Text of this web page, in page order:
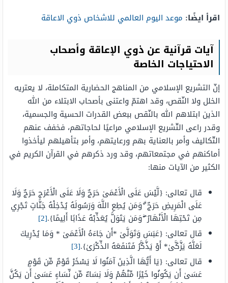
اقرأ ايضًا: موعد اليوم العالمي للاشخاص ذوي الاعاقة
آيات قرآنية عن ذوي الإعاقة وأصحاب
الاحتياجات الخاصة
إنّ التشريع الإسلامي من المناهج الحضارية المتكاملة، لا يعتريه
الخلل ولا النّقص، وقد اهتمّ واعتنى بأصحاب الابتلاء من الله
الذين ابتلاهم الله بالنّقص ببعض القدرات الحسية والجسمية،
وقدر راعى التّشريع الإسلامي مراعيًا لحاجاتهم، فخفف عنهم
التّكاليف وأمر بالعناية بهم ورعايتهم، وأمر بتأهيلهم ليأخذوا
أماكنهم في مجتمعاتهم، وقد ورد ذكرهم في القرآن الكريم في
الكثير من الآيات منها:
قال تعالى: {لَّيْسَ عَلَى الْأَعْمَىٰ حَرَجٌ وَلَا عَلَى الْأَعْرَجِ حَرَجٌ وَلَا
عَلَى الْمَرِيضِ حَرَجٌ ۗ وَمَن يُطِعِ اللَّهَ وَرَسُولَهُ يُدْخِلْهُ جَنَّاتٍ تَجْرِي
مِن تَحْتِهَا الْأَنْهَارُ ۖ وَمَن يَتَوَلَّ يُعَذِّبْهُ عَذَابًا أَلِيمًا}.[2]
قال تعالى: {عَبَسَ وَتَوَلَّىٰ *أَن جَاءَهُ الْأَعْمَىٰ * وَمَا يُدْرِيكَ
لَعَلَّهُ يَزَّكَّىٰ* أَوْ يَذَّكَّرُ فَتَنفَعَهُ الذِّكْرَىٰ}.[3]
قال تعالى: {يَا أَيُّهَا الَّذِينَ آمَنُوا لَا يَسْخَرْ قَوْمٌ مِّن قَوْمٍ
عَسَىٰ أَن يَكُونُوا خَيْرًا مِّنْهُمْ وَلَا نِسَاءٌ مِّن نِّسَاءٍ عَسَىٰ أَن يَكُنَّ